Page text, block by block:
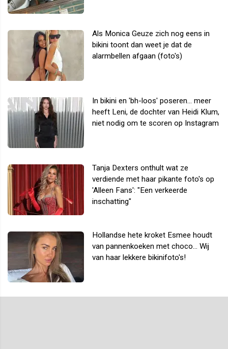
Als Monica Geuze zich nog eens in
bikini toont dan weet je dat de
alarmbellen afgaan (foto's)
In bikini en 'bh-loos' poseren... meer
heeft Leni, de dochter van Heidi Klum,
niet nodig om te scoren op Instagram
Tanja Dexters onthult wat ze
verdiende met haar pikante foto's op
'Alleen Fans': "Een verkeerde
inschatting"
Hollandse hete kroket Esmee houdt
van pannenkoeken met choco... Wij
van haar lekkere bikinifoto's!